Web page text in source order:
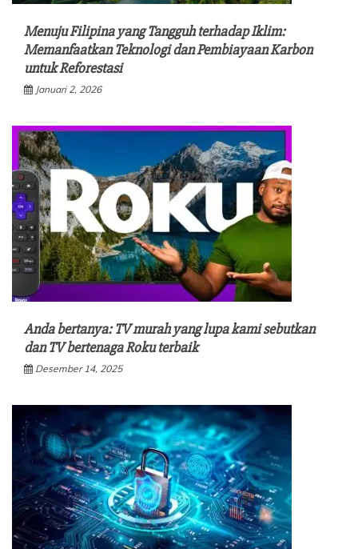
Menuju Filipina yang Tangguh terhadap Iklim:
Memanfaatkan Teknologi dan Pembiayaan Karbon
untuk Reforestasi
Januari 2, 2026
Anda bertanya: TV murah yang lupa kami sebutkan
dan TV bertenaga Roku terbaik
Desember 14, 2025